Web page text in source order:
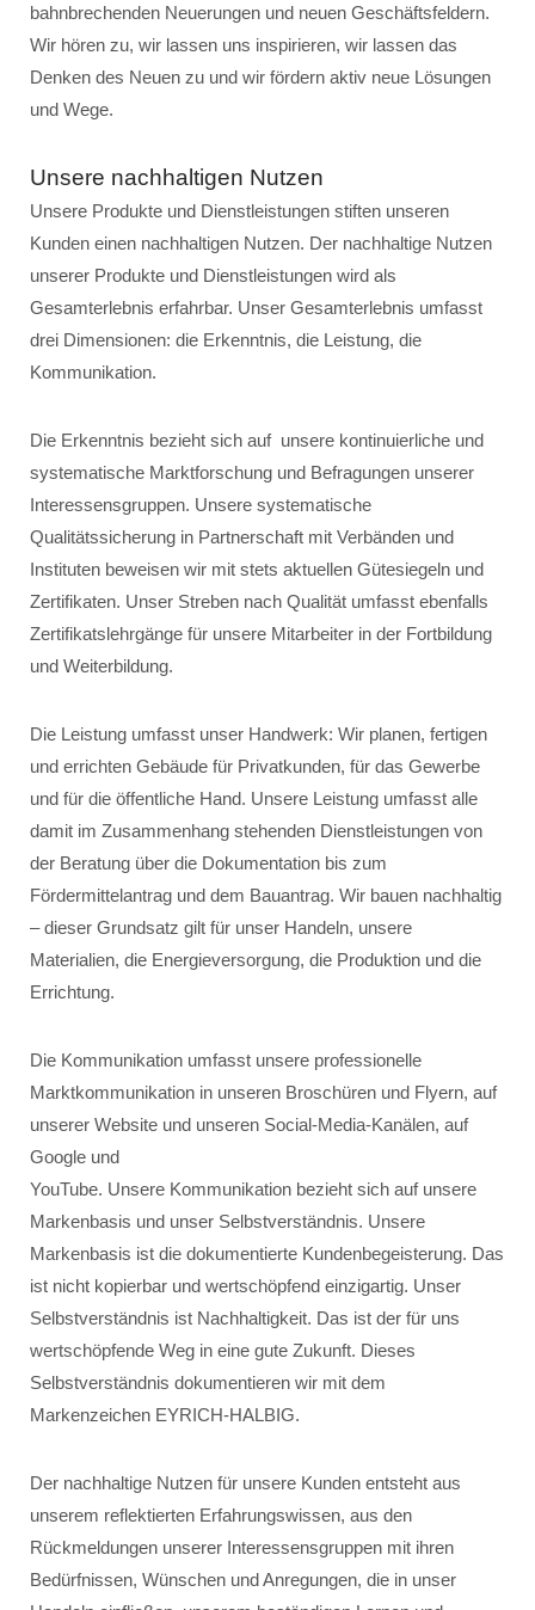
bahnbrechenden Neuerungen und neuen Geschäftsfeldern.
Wir hören zu, wir lassen uns inspirieren, wir lassen das
Denken des Neuen zu und wir fördern aktiv neue Lösungen
und Wege.
Unsere nachhaltigen Nutzen
Unsere Produkte und Dienstleistungen stiften unseren
Kunden einen nachhaltigen Nutzen. Der nachhaltige Nutzen
unserer Produkte und Dienstleistungen wird als
Gesamterlebnis erfahrbar. Unser Gesamterlebnis umfasst
drei Dimensionen: die Erkenntnis, die Leistung, die
Kommunikation.
Die Erkenntnis bezieht sich auf unsere kontinuierliche und
systematische Marktforschung und Befragungen unserer
Interessensgruppen. Unsere systematische
Qualitätssicherung in Partnerschaft mit Verbänden und
Instituten beweisen wir mit stets aktuellen Gütesiegeln und
Zertifikaten. Unser Streben nach Qualität umfasst ebenfalls
Zertifikatslehrgänge für unsere Mitarbeiter in der Fortbildung
und Weiterbildung.
Die Leistung umfasst unser Handwerk: Wir planen, fertigen
und errichten Gebäude für Privatkunden, für das Gewerbe
und für die öffentliche Hand. Unsere Leistung umfasst alle
damit im Zusammenhang stehenden Dienstleistungen von
der Beratung über die Dokumentation bis zum
Fördermittelantrag und dem Bauantrag. Wir bauen nachhaltig
– dieser Grundsatz gilt für unser Handeln, unsere
Materialien, die Energieversorgung, die Produktion und die
Errichtung.
Die Kommunikation umfasst unsere professionelle
Marktkommunikation in unseren Broschüren und Flyern, auf
unserer Website und unseren Social-Media-Kanälen, auf
Google und
YouTube. Unsere Kommunikation bezieht sich auf unsere
Markenbasis und unser Selbstverständnis. Unsere
Markenbasis ist die dokumentierte Kundenbegeisterung. Das
ist nicht kopierbar und wertschöpfend einzigartig. Unser
Selbstverständnis ist Nachhaltigkeit. Das ist der für uns
wertschöpfende Weg in eine gute Zukunft. Dieses
Selbstverständnis dokumentieren wir mit dem
Markenzeichen EYRICH-HALBIG.
Der nachhaltige Nutzen für unsere Kunden entsteht aus
unserem reflektierten Erfahrungswissen, aus den
Rückmeldungen unserer Interessensgruppen mit ihren
Bedürfnissen, Wünschen und Anregungen, die in unser